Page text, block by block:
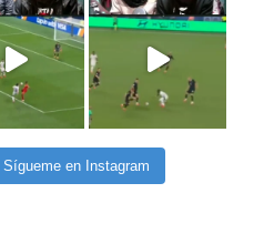
Sígueme en Instagram